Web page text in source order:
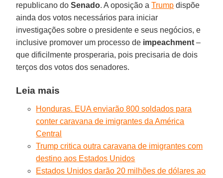
republicano doSenado. A oposição aTrump dispõe
ainda dos votos necessários para iniciar
investigações sobre o presidente e seus negócios, e
inclusive promover um processo de impeachment –
que dificilmente prosperaria, pois precisaria de dois
terços dos votos dos senadores.
Leia mais
Honduras. EUA enviarão 800 soldados para
conter caravana de imigrantes da América
Central
Trump critica outra caravana de imigrantes com
destino aos Estados Unidos
Estados Unidos darão 20 milhões de dólares ao